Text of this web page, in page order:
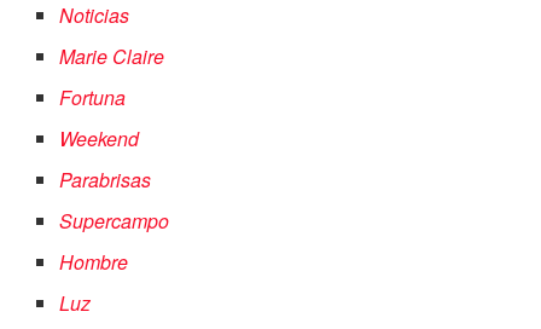
Noticias
Marie Claire
Fortuna
Weekend
Parabrisas
Supercampo
Hombre
Luz